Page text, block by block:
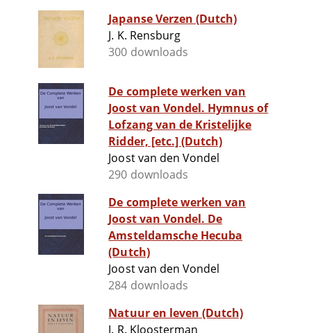
Japanse Verzen (Dutch)
J. K. Rensburg
300 downloads
De complete werken van
Joost van Vondel. Hymnus of
Lofzang van de Kristelijke
Ridder, [etc.] (Dutch)
Joost van den Vondel
290 downloads
De complete werken van
Joost van Vondel. De
Amsteldamsche Hecuba
(Dutch)
Joost van den Vondel
284 downloads
Natuur en leven (Dutch)
J. R. Kloosterman